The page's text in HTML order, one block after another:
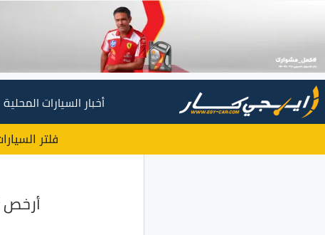
أخبار السيارات المحلية
فلتر
أرخص 5 سيارات مانيوال في مصر بسعر يبدأ من 125 ألف جنية